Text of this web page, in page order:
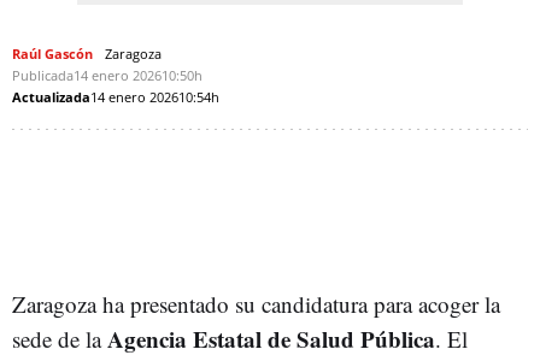
Raúl Gascón
Zaragoza
Publicada14 enero 202610:50h
Actualizada14 enero 202610:54h
Zaragoza ha presentado su candidatura para acoger la
sede de laAgencia Estatal de Salud Pública. El